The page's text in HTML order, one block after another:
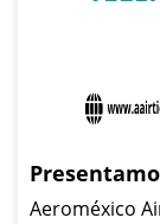
Aeroméxico